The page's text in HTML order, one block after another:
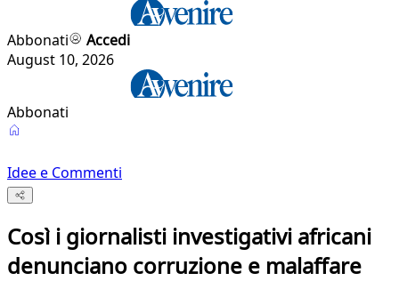
Abbonati
Accedi
August 10, 2026
Abbonati
Idee e Commenti
Così i giornalisti investigativi africani
denunciano corruzione e malaffare